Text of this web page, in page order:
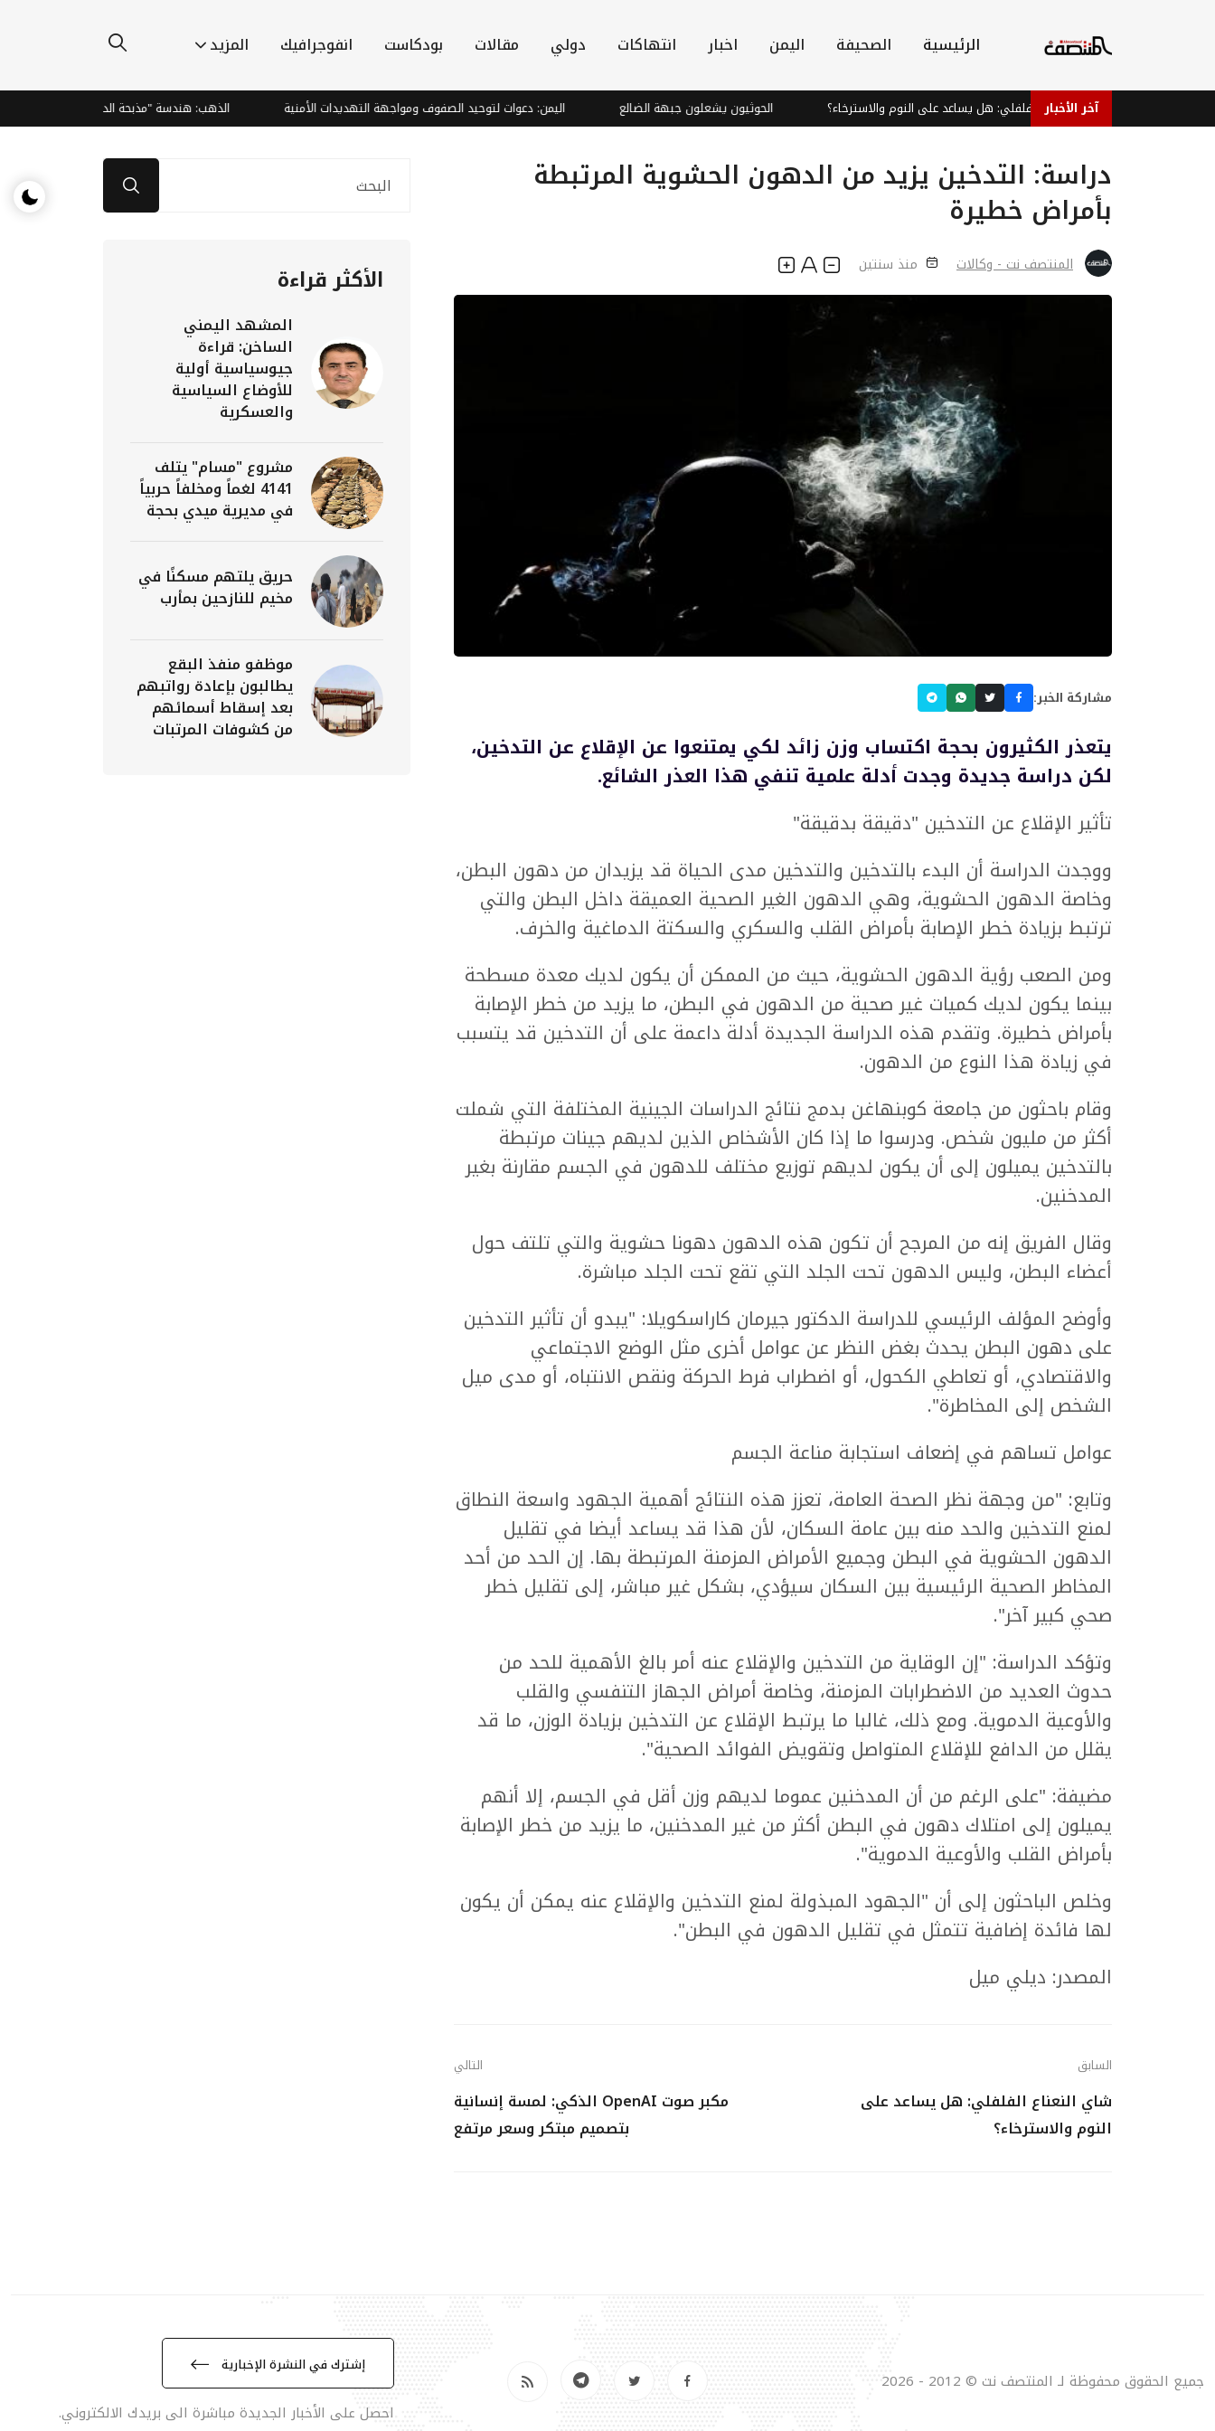
الرئيسية الصحيفة اليمن اخبار انتهاكات دولي مقالات بودكاست انفوجرافيك المزيد
آخر الأخبار
شاي النعناع الفلفلي: هل يساعد على النوم والاسترخاء؟ الحوثيون يشعلون جبهة الضالع اليمن: دعوات لتوحيد الصفوف ومواجهة التهديدات الأمنية الذهب: هندسة "مذبحة الدببة" وصعود صاروخي يتجاوز
دراسة: التدخين يزيد من الدهون الحشوية المرتبطة
بأمراض خطيرة
المنتصف نت - وكالات منذ سنتين
مشاركة الخبر:
يتعذر الكثيرون بحجة اكتساب وزن زائد لكي يمتنعوا عن الإقلاع عن التدخين،
لكن دراسة جديدة وجدت أدلة علمية تنفي هذا العذر الشائع.
تأثير الإقلاع عن التدخين "دقيقة بدقيقة"
ووجدت الدراسة أن البدء بالتدخين والتدخين مدى الحياة قد يزيدان من دهون البطن،
وخاصة الدهون الحشوية، وهي الدهون الغير الصحية العميقة داخل البطن والتي
ترتبط بزيادة خطر الإصابة بأمراض القلب والسكري والسكتة الدماغية والخرف.
ومن الصعب رؤية الدهون الحشوية، حيث من الممكن أن يكون لديك معدة مسطحة
بينما يكون لديك كميات غير صحية من الدهون في البطن، ما يزيد من خطر الإصابة
بأمراض خطيرة. وتقدم هذه الدراسة الجديدة أدلة داعمة على أن التدخين قد يتسبب
في زيادة هذا النوع من الدهون.
وقام باحثون من جامعة كوبنهاغن بدمج نتائج الدراسات الجينية المختلفة التي شملت
أكثر من مليون شخص. ودرسوا ما إذا كان الأشخاص الذين لديهم جينات مرتبطة
بالتدخين يميلون إلى أن يكون لديهم توزيع مختلف للدهون في الجسم مقارنة بغير
المدخنين.
وقال الفريق إنه من المرجح أن تكون هذه الدهون دهونا حشوية والتي تلتف حول
أعضاء البطن، وليس الدهون تحت الجلد التي تقع تحت الجلد مباشرة.
وأوضح المؤلف الرئيسي للدراسة الدكتور جيرمان كاراسكويلا: "يبدو أن تأثير التدخين
على دهون البطن يحدث بغض النظر عن عوامل أخرى مثل الوضع الاجتماعي
والاقتصادي، أو تعاطي الكحول، أو اضطراب فرط الحركة ونقص الانتباه، أو مدى ميل
الشخص إلى المخاطرة".
عوامل تساهم في إضعاف استجابة مناعة الجسم
وتابع: "من وجهة نظر الصحة العامة، تعزز هذه النتائج أهمية الجهود واسعة النطاق
لمنع التدخين والحد منه بين عامة السكان، لأن هذا قد يساعد أيضا في تقليل
الدهون الحشوية في البطن وجميع الأمراض المزمنة المرتبطة بها. إن الحد من أحد
المخاطر الصحية الرئيسية بين السكان سيؤدي، بشكل غير مباشر، إلى تقليل خطر
صحي كبير آخر".
وتؤكد الدراسة: "إن الوقاية من التدخين والإقلاع عنه أمر بالغ الأهمية للحد من
حدوث العديد من الاضطرابات المزمنة، وخاصة أمراض الجهاز التنفسي والقلب
والأوعية الدموية. ومع ذلك، غالبا ما يرتبط الإقلاع عن التدخين بزيادة الوزن، ما قد
يقلل من الدافع للإقلاع المتواصل وتقويض الفوائد الصحية".
مضيفة: "على الرغم من أن المدخنين عموما لديهم وزن أقل في الجسم، إلا أنهم
يميلون إلى امتلاك دهون في البطن أكثر من غير المدخنين، ما يزيد من خطر الإصابة
بأمراض القلب والأوعية الدموية".
وخلص الباحثون إلى أن "الجهود المبذولة لمنع التدخين والإقلاع عنه يمكن أن يكون
لها فائدة إضافية تتمثل في تقليل الدهون في البطن".
المصدر: ديلي ميل
السابق
شاي النعناع الفلفلي: هل يساعد على
النوم والاسترخاء؟
التالي
مكبر صوت OpenAI الذكي: لمسة إنسانية
بتصميم مبتكر وسعر مرتفع
الأكثر قراءة
المشهد اليمني
الساخن: قراءة
جيوسياسية أولية
للأوضاع السياسية
والعسكرية
مشروع "مسام" يتلف
4141 لغماً ومخلفاً حربياً
في مديرية ميدي بحجة
حريق يلتهم مسكنًا في
مخيم للنازحين بمأرب
موظفو منفذ البقع
يطالبون بإعادة رواتبهم
بعد إسقاط أسمائهم
من كشوفات المرتبات
جميع الحقوق محفوظة لـ المنتصف نت © 2012 - 2026
إشترك في النشرة الإخبارية
احصل على الأخبار الجديدة مباشرة الى بريدك الالكتروني.